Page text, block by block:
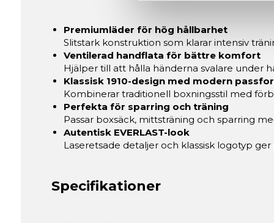
Premiumläder för hög hållbarhet
Slitstark konstruktion som klarar intensiv
Ventilerad handflata för bättre komfort
Hjälper till att hålla händerna svalare under
Klassisk 1910-design med modern
Kombinerar traditionell boxningsstil med
Perfekta för sparring och träning
Passar boxsäck, mittsträning och sparring
Autentisk EVERLAST-look
Laseretsade detaljer och klassisk logotyp
Specifikationer